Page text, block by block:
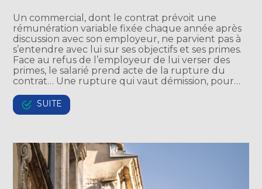
Un commercial, dont le contrat prévoit une
rémunération variable fixée chaque année après
discussion avec son employeur, ne parvient pas à
s’entendre avec lui sur ses objectifs et ses primes.
Face au refus de l’employeur de lui verser des
primes, le salarié prend acte de la rupture du
contrat… Une rupture qui vaut démission, pour…
SUITE